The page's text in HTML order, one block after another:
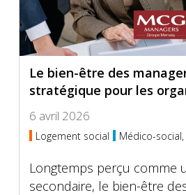
Le bien-être des
stratégique pour les
6 avril 2026
Logement social Médico-
Longtemps perçu comme
secondaire, le bien-être